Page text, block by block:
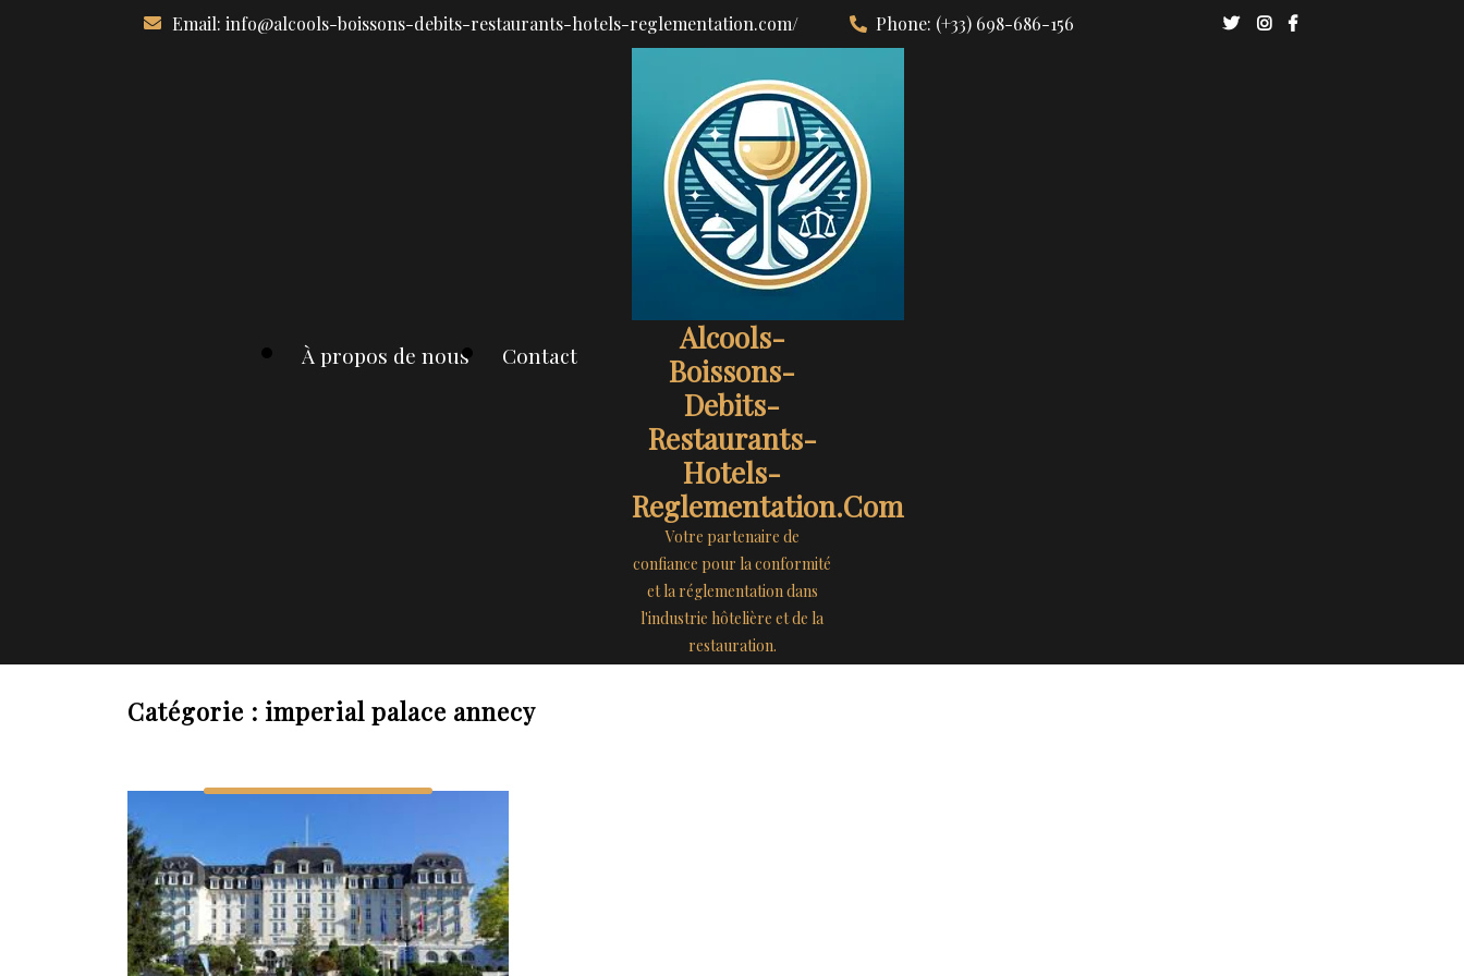
Email: info@alcools-boissons-debits-restaurants-hotels-reglementation.com/ Phone: (+33) 698-686-156
À propos de nous Contact
Alcools-
Boissons-
Debits-
Restaurants-
Hotels-
Reglementation.com
Votre partenaire de
confiance pour la conformité
et la réglementation dans
l'industrie hôtelière et de la
restauration.
Catégorie : imperial palace annecy